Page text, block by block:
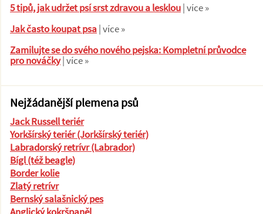
5 tipů, jak udržet psí srst zdravou a lesklou| více »
Jak často koupat psa| více »
Zamilujte se do svého nového pejska: Kompletní průvodce
pro nováčky| více »
Nejžádanější plemena psů
Jack Russell teriér
Yorkšírský teriér (Jorkšírský teriér)
Labradorský retrívr (Labrador)
Bígl (též beagle)
Border kolie
Zlatý retrívr
Bernský salašnický pes